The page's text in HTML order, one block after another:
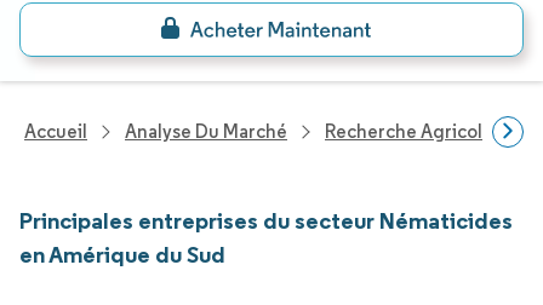
Accueil Analyse Du Marché Recherche Agricole
Principales entreprises du secteur Nématicides
en Amérique du Sud